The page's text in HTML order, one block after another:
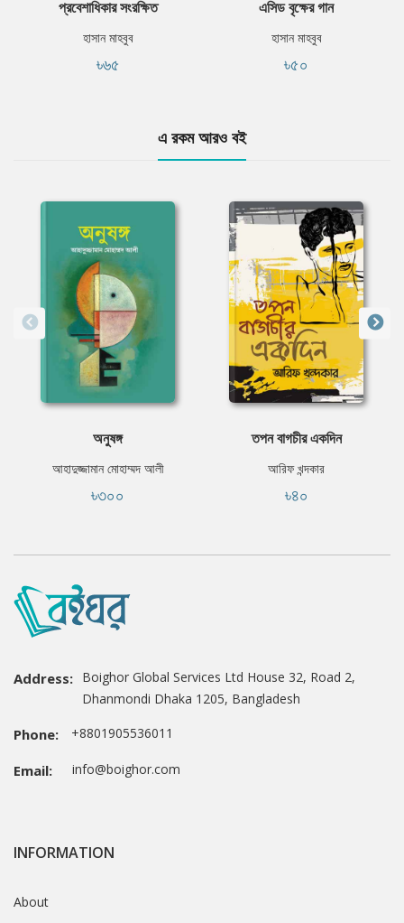
প্রবেশাধিকার সংরক্ষিত
হাসান মাহবুব
৳৬৫
এসিড বৃক্ষের গান
হাসান মাহবুব
৳৫০
এ রকম আরও বই
অনুষঙ্গ
আহাদুজ্জামান মোহাম্মদ আলী
৳৩০০
তপন বাগচীর একদিন
আরিফ খন্দকার
৳৪০
Address: Boighor Global Services Ltd House 32, Road 2,
Dhanmondi Dhaka 1205, Bangladesh
Phone: +8801905536011
Email: info@boighor.com
INFORMATION
About